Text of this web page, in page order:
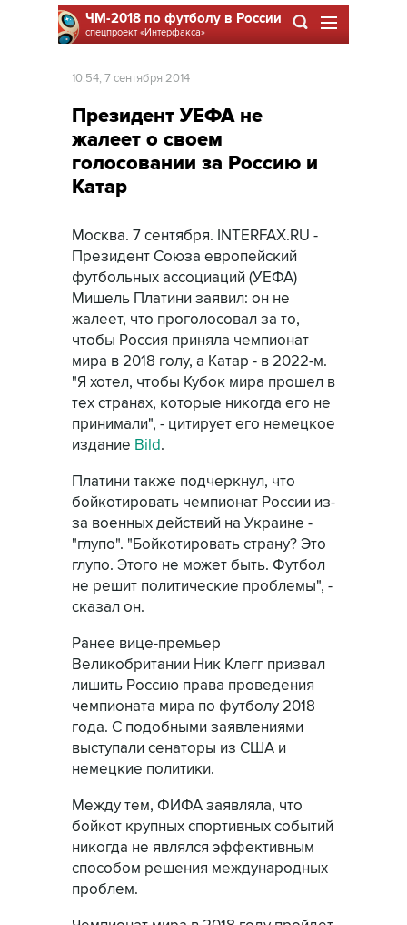
ЧМ-2018 по футболу в России
спецпроект«Интерфакса»
10:54, 7 сентября 2014
Президент УЕФА не
жалеет о своем
голосовании за Россию и
Катар
Москва. 7 сентября. INTERFAX.RU -
Президент Союза европейский
футбольных ассоциаций (УЕФА)
Мишель Платини заявил: он не
жалеет, что проголосовал за то,
чтобы Россия приняла чемпионат
мира в 2018 голу, а Катар - в 2022-м.
"Я хотел, чтобы Кубок мира прошел в
тех странах, которые никогда его не
принимали", - цитирует его немецкое
издание Bild.
Платини также подчеркнул, что
бойкотировать чемпионат России из-
за военных действий на Украине -
"глупо". "Бойкотировать страну? Это
глупо. Этого не может быть. Футбол
не решит политические проблемы", -
сказал он.
Ранее вице-премьер
Великобритании Ник Клегг призвал
лишить Россию права проведения
чемпионата мира по футболу 2018
года. С подобными заявлениями
выступали сенаторы из США и
немецкие политики.
Между тем, ФИФА заявляла, что
бойкот крупных спортивных событий
никогда не являлся эффективным
способом решения международных
проблем.